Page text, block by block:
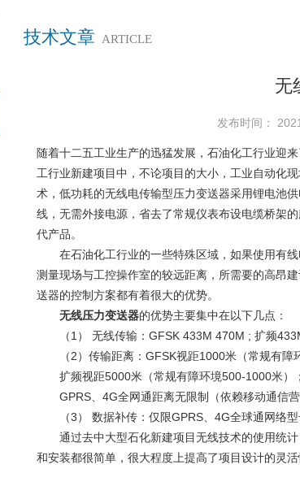
技术文章 ARTICLE
无
发布时间：
随着十二五工业生产的迅猛发展，石油化工行业迎
工行业新建项目中，不论项目的大小，工业自动化
术，低功耗的无线电传输型压力变送器采用锂电池
线，无需外接电源，省去了常规仪表布设电缆桥架
代产品。
在石油化工行业的一些特殊区域，如果使用有线
测量现场与工控操作室的较远距离，所需要的高昂
送器的控制方案都有着很大的优势。
无线压力变送器的优势主要集中在以下几点：
（1） 无线传输：GFSK 433M 470M ; 扩频
（2）传输距离：GFSK视距1000米（常规有障
扩频视距5000米（常规有障环境500-1000米）；
GPRS、4G全网通距离无限制（依赖移动通信营
（3） 数据补传：仅限GPRS、4G全球通网络型
通过去中大型石化新建项目无线技术的使用统计
和安装都很简单，很大程度上提高了项目设计的灵